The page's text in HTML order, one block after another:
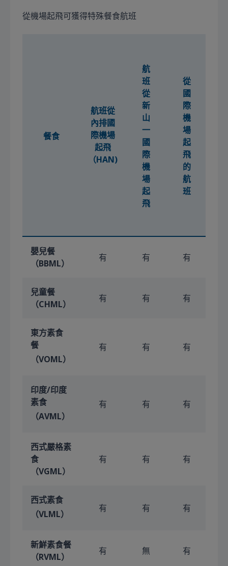
從機場起飛可獲得特殊餐食航班
餐食
航班從
內排國
際機場
起飛
（HAN)
航
班
從
新
山
一
國
際
機
場
起
飛
從
國
際
機
場
起
飛
的
航
班
嬰兒餐
（BBML）
有 有 有
兒童餐
（CHML）
有 有 有
東方素食
餐
（VOML）
有 有 有
印度/印度
素食
（AVML）
有 有 有
西式嚴格素
食
（VGML）
有 有 有
西式素食
（VLML）
有 有 有
新鮮素食餐
（RVML）
有 無 有